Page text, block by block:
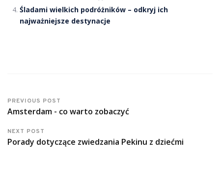
Śladami wielkich podróżników – odkryj ich
najważniejsze destynacje
PREVIOUS POST
Amsterdam - co warto zobaczyć
NEXT POST
Porady dotyczące zwiedzania Pekinu z dziećmi